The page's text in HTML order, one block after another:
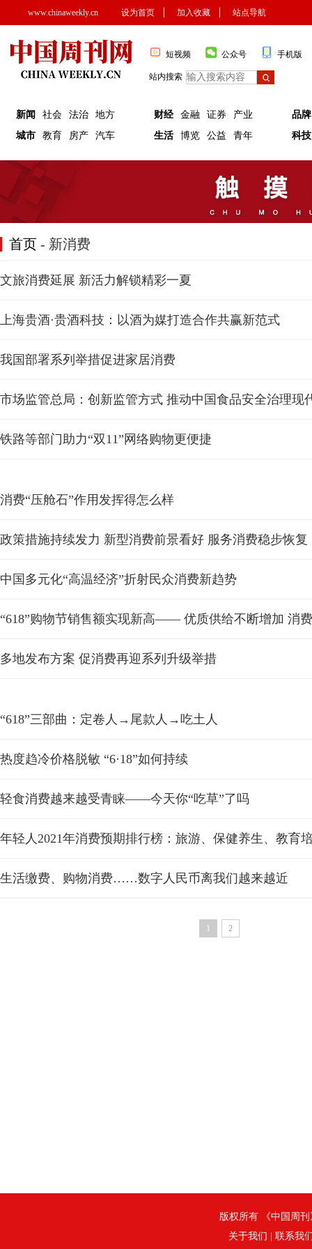
www.chinaweekly.cn 设为首页 加入收藏 站点导航
短视频 公众号 手机版
站内搜索
新闻 社会 法治
地方
城市
教育 房产 汽车
财经 金融 证券
产业
生活
博览 公益 青年
品牌
科技
首页 - 新消费
文旅消费延展 新活力解锁精彩一夏
上海贵酒·贵酒科技：以酒为媒打造合作共赢新范式
我国部署系列举措促进家居消费
市场监管总局：创新监管方式 推动中国食品安全治理现
铁路等部门助力“双11”网络购物更便捷
消费“压舱石”作用发挥得怎么样
政策措施持续发力 新型消费前景看好 服务消费稳步恢复
中国多元化“高温经济”折射民众消费新趋势
“618”购物节销售额实现新高—— 优质供给不断增加 消
多地发布方案 促消费再迎系列升级举措
“618”三部曲：定卷人→尾款人→吃土人
热度趋冷价格脱敏 “6·18”如何持续
轻食消费越来越受青睐——今天你“吃草”了吗
年轻人2021年消费预期排行榜：旅游、保健养生、教育
生活缴费、购物消费……数字人民币离我们越来越近
1 2
版权所有 《中国周刊
关于我们
联系我